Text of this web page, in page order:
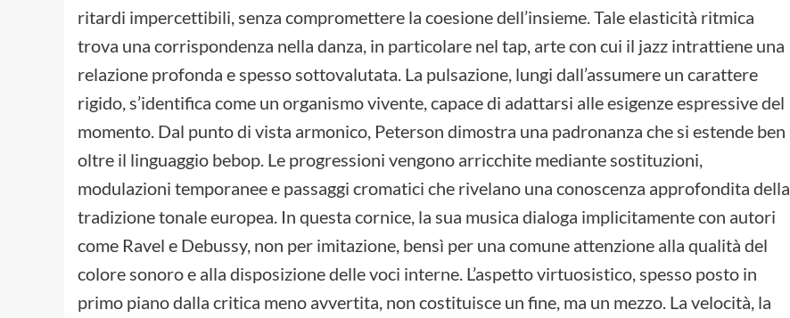
ritardi impercettibili, senza compromettere la coesione dell’insieme. Tale elasticità ritmica
trova una corrispondenza nella danza, in particolare nel tap, arte con cui il jazz intrattiene una
relazione profonda e spesso sottovalutata. La pulsazione, lungi dall’assumere un carattere
rigido, s’identifica come un organismo vivente, capace di adattarsi alle esigenze espressive del
momento. Dal punto di vista armonico, Peterson dimostra una padronanza che si estende ben
oltre il linguaggio bebop. Le progressioni vengono arricchite mediante sostituzioni,
modulazioni temporanee e passaggi cromatici che rivelano una conoscenza approfondita della
tradizione tonale europea. In questa cornice, la sua musica dialoga implicitamente con autori
come Ravel e Debussy, non per imitazione, bensì per una comune attenzione alla qualità del
colore sonoro e alla disposizione delle voci interne. L’aspetto virtuosistico, spesso posto in
primo piano dalla critica meno avvertita, non costituisce un fine, ma un mezzo. La velocità, la